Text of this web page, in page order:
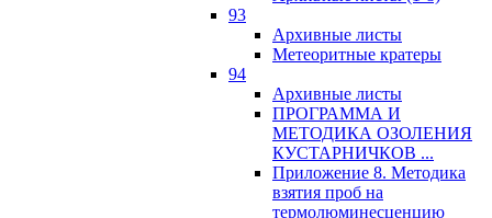
93
Архивные листы
Метеоритные кратеры
94
Архивные листы
ПРОГРАММА И
МЕТОДИКА ОЗОЛЕНИЯ
КУСТАРНИЧКОВ ...
Приложение 8. Методика
взятия проб на
термолюминесценцию